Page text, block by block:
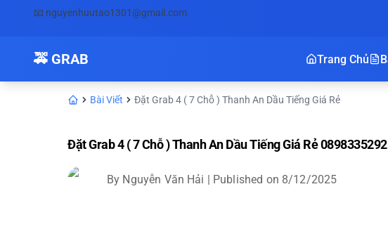
📧 nguyenhuutao1301@gmail.com
🚕 GRAB Trang Chủ
Bài Viết Đặt Grab 4 ( 7 Chỗ ) Thanh An Dầu Tiếng Giá Rẻ
Đặt Grab 4 ( 7 Chỗ ) Thanh An Dầu Tiếng Giá Rẻ 0898335292
By Nguyễn Văn Hải | Published on 8/12/2025